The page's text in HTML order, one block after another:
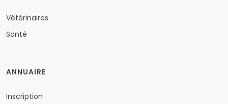
Vétérinaires
Santé
ANNUAIRE
Inscription